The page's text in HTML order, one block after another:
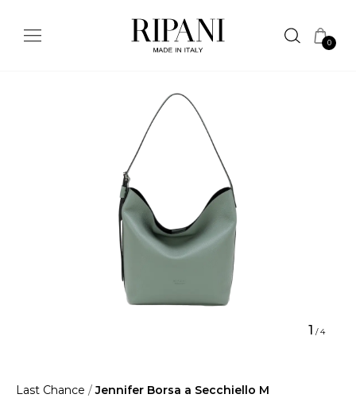
0
1 /4
Last Chance /Jennifer Borsa a Secchiello M